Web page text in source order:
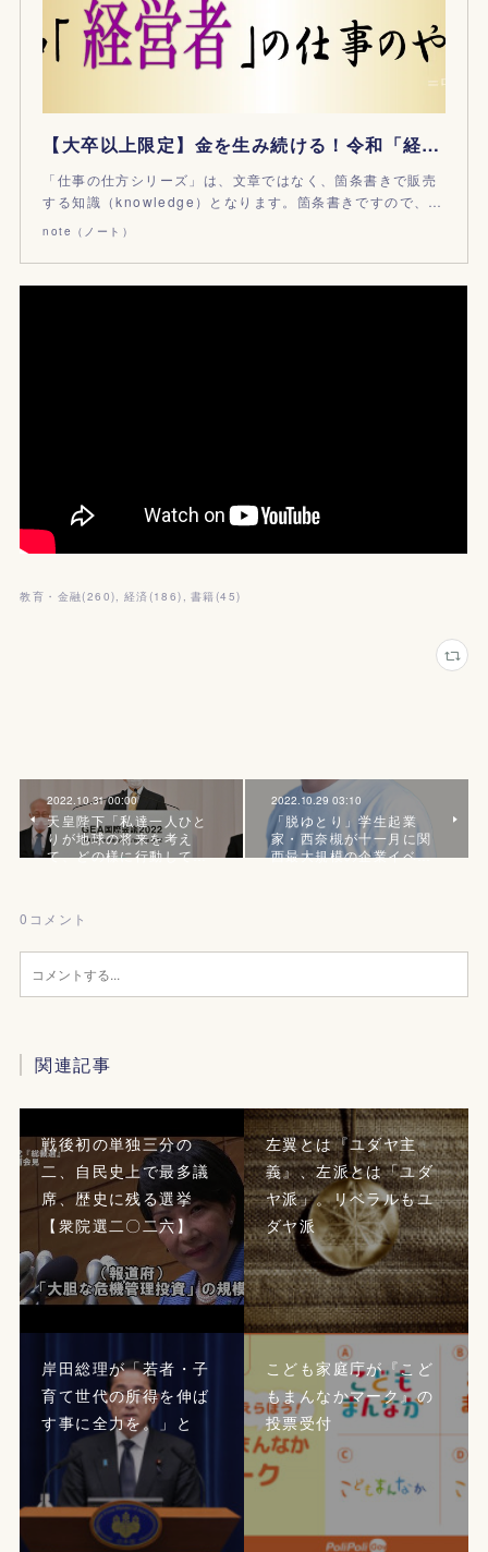
【大卒以上限定】金を生み続ける！令和「経営者」の仕事のやり方 ＝中小企業編＝｜金剛出版｜note
「仕事の仕方シリーズ」は、文章ではなく、箇条書きで販売
する知識（knowledge）となります。箇条書きですので、…
note（ノート）
教育・金融(260) 経済 (186) 書籍 (45)
2022.10.31 00:00
天皇陛下「私達一人ひと
りが地球の将来を考え
て、どの様に行動して…
2022.10.29 03:10
「脱ゆとり」学生起業
家・西奈槻が十一月に関
西最大規模の企業イベ…
0 コメント
関連記事
戦後初の単独三分の
二、自民史上で最多議
席、歴史に残る選挙
【衆院選二〇二六】
左翼とは『ユダヤ主
義』、左派とは「ユダ
ヤ派」。リベラルもユ
ダヤ派
岸田総理が「若者・子
育て世代の所得を伸ば
す事に全力を。」と
こども家庭庁が『こど
もまんなかマーク』の
投票受付